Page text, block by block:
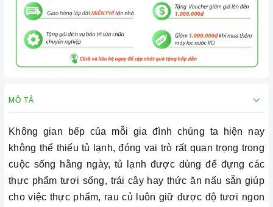
MÔ TẢ
Không gian bếp của mỗi gia đình chúng ta hiện nay
không thể thiếu tủ lạnh, đóng vai trò rất quan trọng trong
cuộc sống hằng ngày, tủ lạnh được dùng để đựng các
thực phẩm tươi sống, trái cây hay thức ăn nấu sẵn giúp
cho việc thực phẩm, rau củ luôn giữ được độ tươi ngon